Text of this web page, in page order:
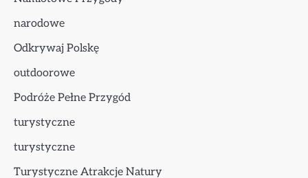
narodowe
Odkrywaj Polskę
outdoorowe
Podróże Pełne Przygód
turystyczne
turystyczne
Turystyczne Atrakcje Natury